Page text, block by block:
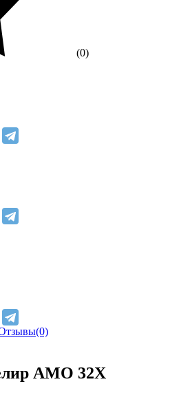
(0)
AMO 32X